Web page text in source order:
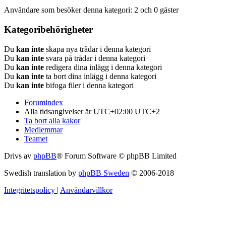
Användare som besöker denna kategori: 2 och 0 gäster
Kategoribehörigheter
Du kan inte skapa nya trådar i denna kategori
Du kan inte svara på trådar i denna kategori
Du kan inte redigera dina inlägg i denna kategori
Du kan inte ta bort dina inlägg i denna kategori
Du kan inte bifoga filer i denna kategori
Forumindex
Alla tidsangivelser är UTC+02:00 UTC+2
Ta bort alla kakor
Medlemmar
Teamet
Drivs av phpBB® Forum Software © phpBB Limited
Swedish translation by phpBB Sweden © 2006-2018
Integritetspolicy | Användarvillkor